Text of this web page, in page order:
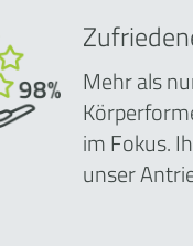
Mehr als
im Fokus.
unser